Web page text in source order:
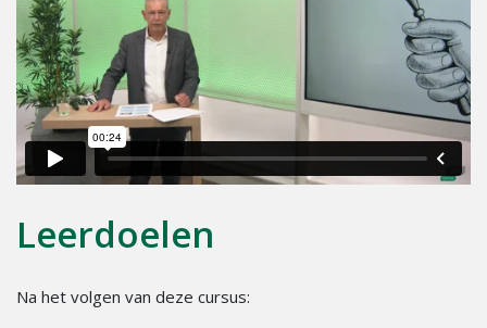
Leerdoelen
Na het volgen van deze cursus: